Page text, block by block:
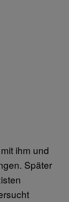
ihm und
Später